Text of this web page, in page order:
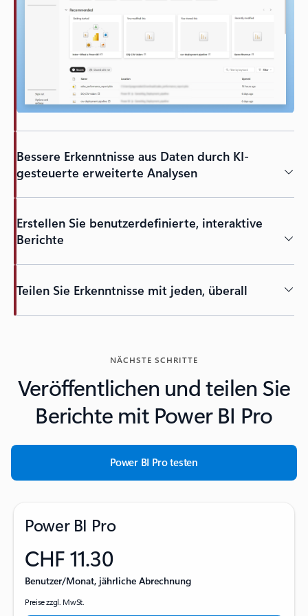
Bessere Erkenntnisse aus Daten durch KI-
gesteuerte erweiterte Analysen
Erstellen Sie benutzerdefinierte, interaktive
Berichte
Teilen Sie Erkenntnisse mit jeden, überall
NÄCHSTE SCHRITTE
Veröffentlichen und teilen Sie
Berichte mit Power BI Pro
Power BI Pro testen
Power BI Pro
CHF 11.30
Benutzer/Monat, jährliche Abrechnung
Preise zzgl. MwSt.